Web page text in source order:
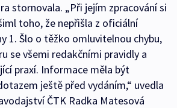
stornovala. „Při jejím zpracování si
toho, že nepřišla z oficiální
1. Šlo o těžko omluvitelnou chybu,
se všemi redakčními pravidly a
praxí. Informace měla být
ještě před vydáním,“ uvedla
ČTK Radka Matesová